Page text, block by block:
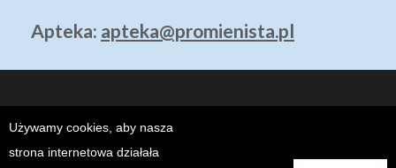
Używamy cookies, aby nasza
strona internetowa działała
Apteka: apteka@promienista.pl